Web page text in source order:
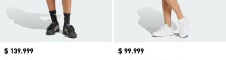
Precio
$ 139.999
Precio
$ 99.999